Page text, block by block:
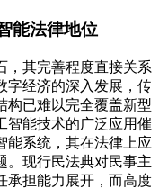
能法律地位
，其完善程度直接关系
字经济的深入发展，传
构已难以完全覆盖新型
智能技术的广泛应用催
能系统，其在法律上应
。现行民法典对民事主
承担能力展开，而高度